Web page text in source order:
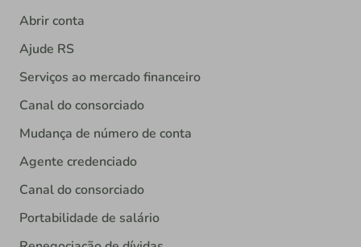
Abrir conta
Ajude RS
Serviços ao mercado financeiro
Canal do consorciado
Mudança de número de conta
Agente credenciado
Canal do consorciado
Portabilidade de salário